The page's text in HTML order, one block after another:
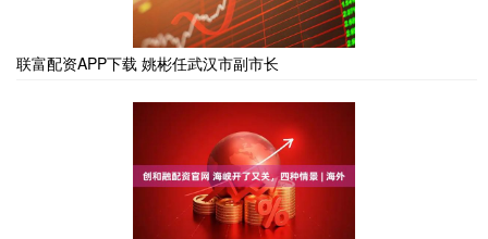
联富配资APP下载 姚彬任武汉市副市长